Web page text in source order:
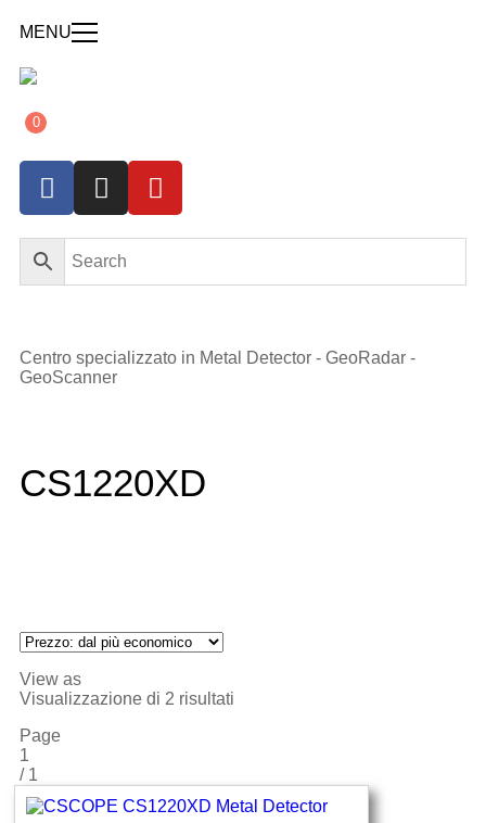
MENU
0
Centro specializzato in Metal Detector - GeoRadar -
GeoScanner
CS1220XD
View as
Visualizzazione di 2 risultati
Page
1
/ 1